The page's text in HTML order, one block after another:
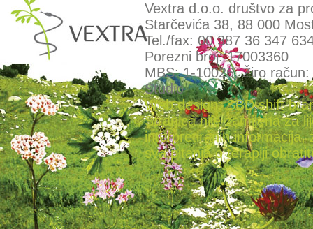
Vextra d.o.o. društvo za
Starčevića 38, 88 000
Tel./fax: 00 387 36 347
Porezni broj: 17003360
MBS: 1-10026, Žiro
Studio
Web design: SBD shift
Stranica nije zamijena za
interpretiranih informacija,
sva pitanja o terapiji